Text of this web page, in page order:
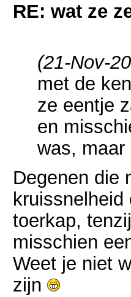
RE: wat ze
(21-Nov-
met de
ze eentje
en
was,
Degenen die
toerkap,
misschien
Weet je niet
zijn